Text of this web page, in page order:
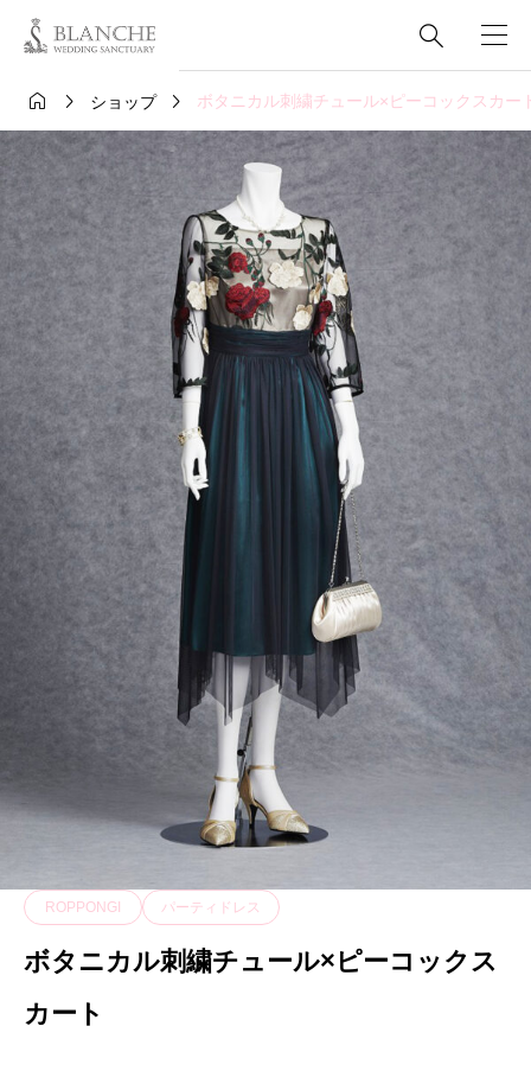

  ショップ  ボタニカル刺繍チュール×ピーコックスカー
ROPPONGI パーティドレス
ボタニカル刺繍チュール×ピーコックス
カート